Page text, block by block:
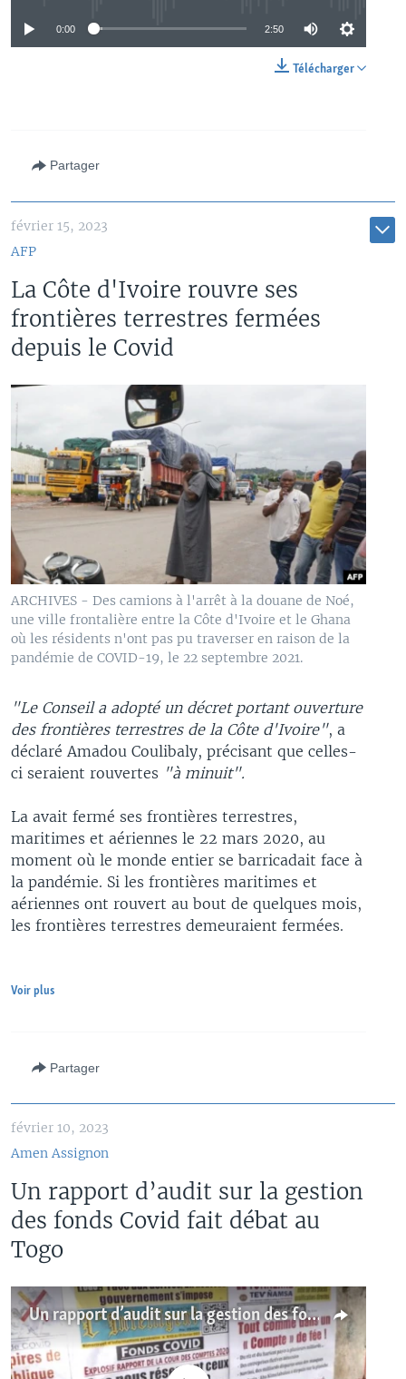
0:00 2:50
Télécharger
Partager
février 15, 2023
AFP
La Côte d'Ivoire rouvre ses
frontières terrestres fermées
depuis le Covid
ARCHIVES - Des camions à l'arrêt à la douane de Noé,
une ville frontalière entre la Côte d'Ivoire et le Ghana
où les résidents n'ont pas pu traverser en raison de la
pandémie de COVID-19, le 22 septembre 2021.
"Le Conseil a adopté un décret portant ouverture
des frontières terrestres de la Côte d'Ivoire", a
déclaré Amadou Coulibaly, précisant que celles-
ci seraient rouvertes "à minuit".
La avait fermé ses frontières terrestres,
maritimes et aériennes le 22 mars 2020, au
moment où le monde entier se barricadait face à
la pandémie. Si les frontières maritimes et
aériennes ont rouvert au bout de quelques mois,
les frontières terrestres demeuraient fermées.
Voir plus
Partager
février 10, 2023
Amen Assignon
Un rapport d’audit sur la gestion
des fonds Covid fait débat au
Togo
Un rapport d’audit sur la gestion des fonds Covid fait débat au Togo